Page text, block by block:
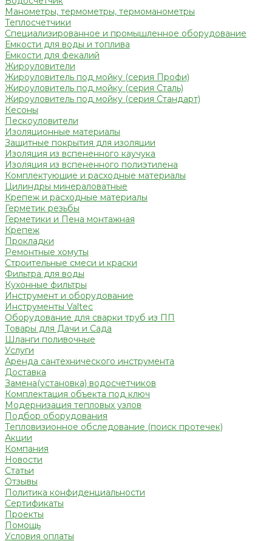
Манометры, термометры, термоманометры
Теплосчетчики
Специализированное и промышленное оборудование
Емкости для воды и топлива
Емкости для фекалий
Жироуловители
Жироуловитель под мойку (серия Профи)
Жироуловитель под мойку (серия Сталь)
Жироуловитель под мойку (серия Стандарт)
Кесоны
Пескоуловители
Изоляционные материалы
Защитные покрытия для изоляции
Изоляция из вспененного каучука
Изоляция из вспененного полиэтилена
Комплектующие и расходные материалы
Цилиндры минераловатные
Крепеж и расходные материалы
Герметик резьбы
Герметики и Пена монтажная
Крепеж
Прокладки
Ремонтные хомуты
Строительные смеси и краски
Фильтра для воды
Кухонные фильтры
Инструмент и оборудование
Инструменты Valtec
Оборудование для сварки труб из ПП
Товары для Дачи и Сада
Шланги поливочные
Услуги
Аренда сантехнического инструмента
Доставка
Замена(установка) водосчетчиков
Комплектация объекта под ключ
Модернизация тепловых узлов
Подбор оборудования
Тепловизионное обследование (поиск протечек)
Акции
Компания
Новости
Статьи
Отзывы
Политика конфиденциальности
Сертификаты
Проекты
Помощь
Условия оплаты